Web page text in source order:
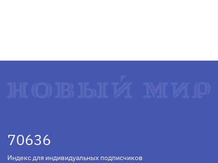
70636
Индекс для индивидуальных подписчиков